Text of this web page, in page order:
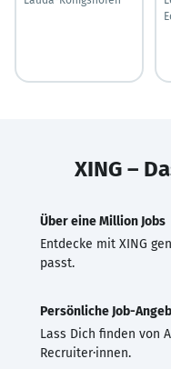
XING –
Über eine Million Jobs
Entdecke mit XING
passt.
Persönliche Job-
Lass Dich finden von
Recruiter·innen.